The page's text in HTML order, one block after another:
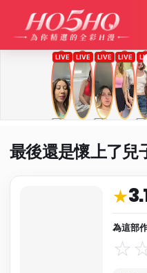
最後還是懷上了兒
★
為這部
作品資料與